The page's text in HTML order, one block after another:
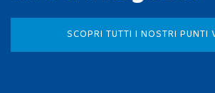
SCOPRI TUTTI I NOSTRI PUNTI